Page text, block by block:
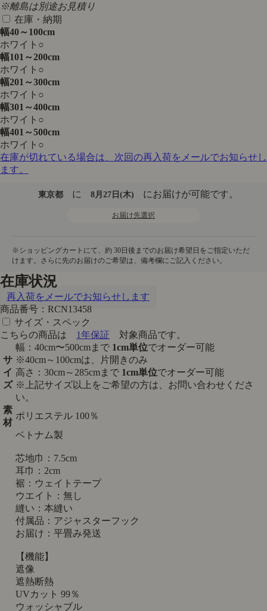
※離島は別途お見積り
在庫・納期
幅40～100cm
ホワイト ○
幅101～200cm
ホワイト ○
幅201～300cm
ホワイト ○
幅301～400cm
ホワイト ○
幅401～500cm
ホワイト ○
在庫が切れている場合は、次回の再入荷をメールでお知らせし
ます。
東京都 に 8月27日(木) にお届けが可能です。
お届け先選択
在庫状況
再入荷をメールでお知らせします
商品番号：RCN13458
サイズ・スペック
こちらの商品は 1年保証 対象商品です。
サ
イ
ズ
幅：40cm〜500cmまで 1cm単位でオーダー可能
※40cm～100cmは、片開きのみ
高さ：30cm～285cmまで 1cm単位でオーダー可能
※上記サイズ以上をご希望の方は、お問い合わせくださ
い。
素
材
ポリエステル 100％
ベトナム製
芯地巾：7.5cm
耳巾：2cm
裾：ウェイトテープ
ウエイト：無し
縫い：本縫い
付属品：アジャスターフック
お届け：平畳み発送
【機能】
遮像
遮熱断熱
UVカット 99％
ウォッシャブル